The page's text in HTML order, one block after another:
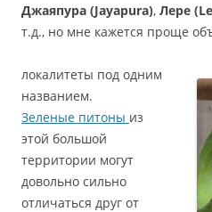
Джаяпура (Jayapura), Лере
т.д., но мне кажется проще
локалитеты под одним
названием.
Зеленые питоны из
этой большой
территории могут
довольно сильно
отличаться друг от